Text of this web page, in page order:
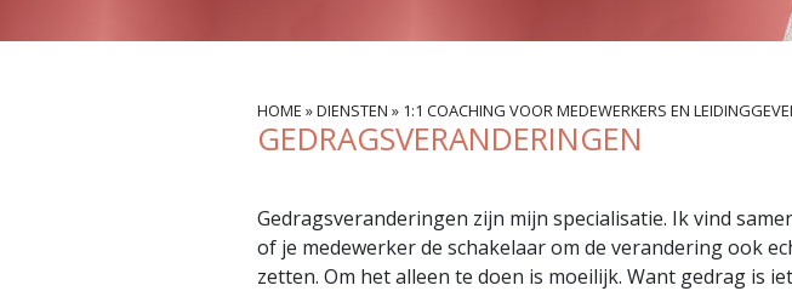
HOME »DIENSTEN » 1:1 COACHING VOOR MEDEWERKERS EN
GEDRAGSVERANDERINGEN
Gedragsveranderingen zijn mijn specialisatie. Ik vind
of je medewerker de schakelaar om de verandering ook
zetten. Om het alleen te doen is moeilijk. Want gedrag is